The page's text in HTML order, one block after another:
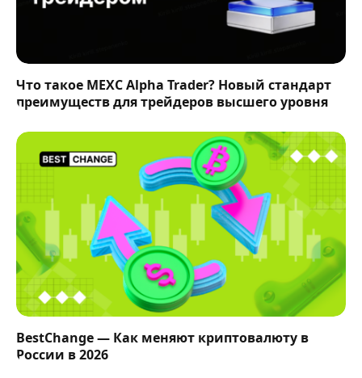
Что такое MEXC Alpha Trader? Новый стандарт
преимуществ для трейдеров высшего уровня
BestChange — Как меняют криптовалюту в
России в 2026